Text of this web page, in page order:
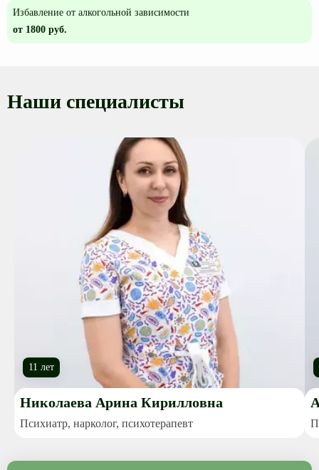
Избавление от алкогольной зависимости
от 1800 руб.
Наши специалисты
11 лет
Николаева Арина Кирилловна
Психиатр, нарколог, психотерапевт